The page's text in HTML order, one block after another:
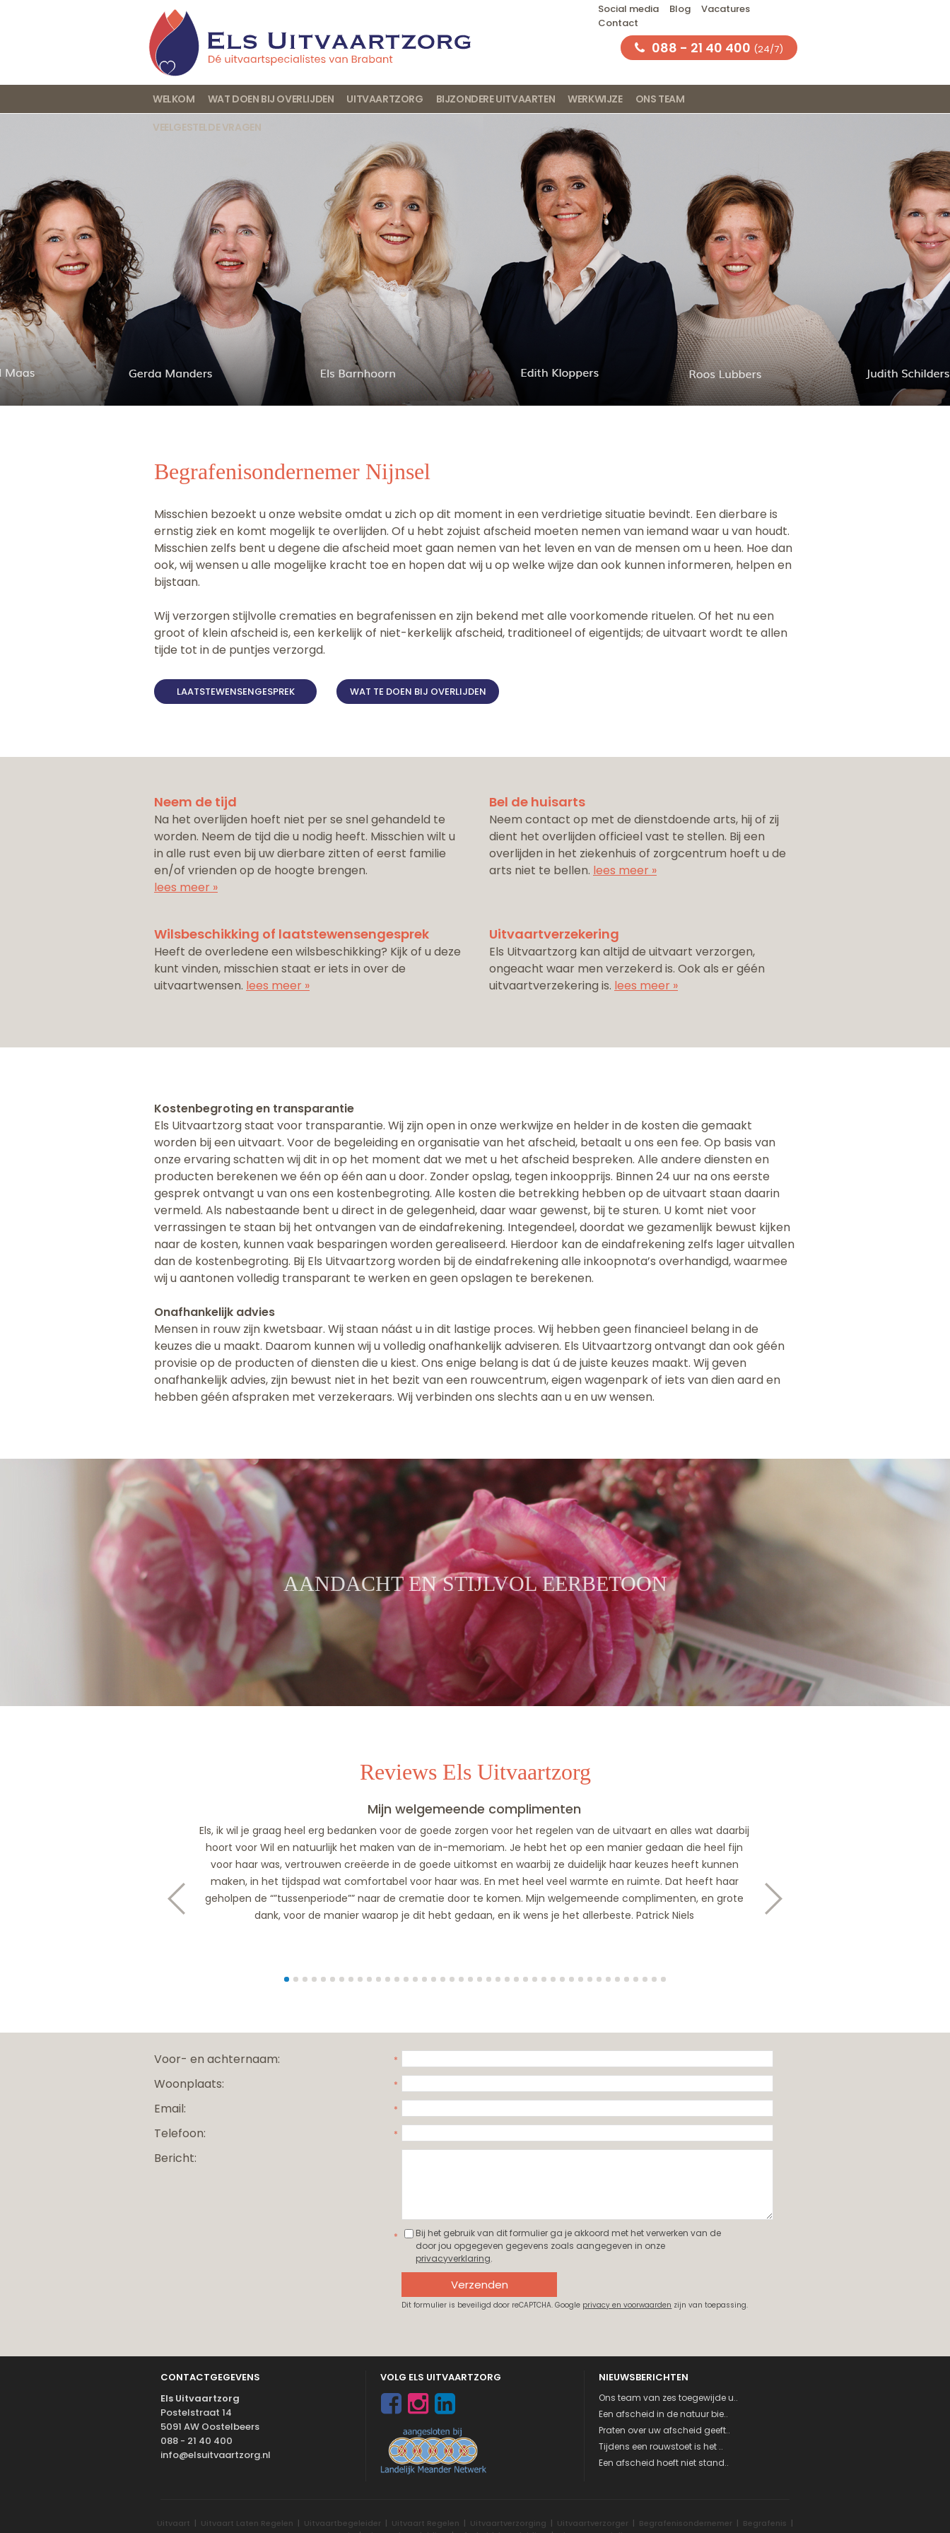
Social media Blog
Vacatures
Contact
088 - 21 40 400 (24/7)
WELKOM WAT DOEN BIJ OVERLIJDEN UITVAARTZORG BIJZONDERE UITVAARTEN WERKWIJZE
ONS TEAM
VEELGESTELDE VRAGEN
Begrafenisondernemer Nijnsel
Misschien bezoekt u onze website omdat u zich op dit moment in een verdrietige situatie bevindt. Een dierbare is
ernstig ziek en komt mogelijk te overlijden. Of u hebt zojuist afscheid moeten nemen van iemand waar u van houdt.
Misschien zelfs bent u degene die afscheid moet gaan nemen van het leven en van de mensen om u heen. Hoe dan
ook, wij wensen u alle mogelijke kracht toe en hopen dat wij u op welke wijze dan ook kunnen informeren, helpen en
bijstaan.
Wij verzorgen stijlvolle crematies en begrafenissen en zijn bekend met alle voorkomende rituelen. Of het nu een
groot of klein afscheid is, een kerkelijk of niet-kerkelijk afscheid, traditioneel of eigentijds; de uitvaart wordt te allen
tijde tot in de puntjes verzorgd.
LAATSTEWENSENGESPREK WAT TE DOEN BIJ OVERLIJDEN
Neem de tijd
Na het overlijden hoeft niet per se snel gehandeld te
worden. Neem de tijd die u nodig heeft. Misschien wilt u
in alle rust even bij uw dierbare zitten of eerst familie
en/of vrienden op de hoogte brengen.
lees meer »
Bel de huisarts
Neem contact op met de dienstdoende arts, hij of zij
dient het overlijden officieel vast te stellen. Bij een
overlijden in het ziekenhuis of zorgcentrum hoeft u de
arts niet te bellen. lees meer »
Wilsbeschikking of laatstewensengesprek
Heeft de overledene een wilsbeschikking? Kijk of u deze
kunt vinden, misschien staat er iets in over de
uitvaartwensen. lees meer »
Uitvaartverzekering
Els Uitvaartzorg kan altijd de uitvaart verzorgen,
ongeacht waar men verzekerd is. Ook als er géén
uitvaartverzekering is. lees meer »
Kostenbegroting en transparantie
Els Uitvaartzorg staat voor transparantie. Wij zijn open in onze werkwijze en helder in de kosten die gemaakt
worden bij een uitvaart. ​Voor de begeleiding en organisatie van het afscheid, betaalt u ons een fee. Op basis van
onze ervaring schatten wij dit in op het moment dat we met u het afscheid bespreken. Alle andere diensten en
producten berekenen we één op één aan u door. Zonder opslag, tegen inkoopprijs. Binnen 24 uur na ons eerste
gesprek ontvangt u van ons een kostenbegroting. Alle kosten die betrekking hebben op de uitvaart staan daarin
vermeld. Als nabestaande bent u direct in de gelegenheid, daar waar gewenst, bij te sturen. U komt niet voor
verrassingen te staan bij het ontvangen van de eindafrekening. Integendeel, doordat we gezamenlijk bewust kijken
naar de kosten, kunnen vaak besparingen worden gerealiseerd. Hierdoor kan de eindafrekening zelfs lager uitvallen
dan de kostenbegroting. Bij Els Uitvaartzorg worden bij de eindafrekening alle inkoopnota’s overhandigd, waarmee
wij u aantonen volledig transparant te werken en geen opslagen te berekenen.
Onafhankelijk advies
Mensen in rouw zijn kwetsbaar. Wij staan náást u in dit lastige proces. Wij hebben geen financieel belang in de
keuzes die u maakt. Daarom kunnen wij u volledig onafhankelijk adviseren. Els Uitvaartzorg ontvangt dan ook géén
provisie op de producten of diensten die u kiest. Ons enige belang is dat ú de juiste keuzes maakt. Wij geven
onafhankelijk advies, zijn bewust niet in het bezit van een rouwcentrum, eigen wagenpark of iets van dien aard en
hebben géén afspraken met verzekeraars. Wij verbinden ons slechts aan u en uw wensen.
AANDACHT EN STIJLVOL EERBETOON
Reviews Els Uitvaartzorg
Mijn welgemeende complimenten
Els, ik wil je graag heel erg bedanken voor de goede zorgen voor het regelen van de uitvaart en alles wat daarbij
hoort voor Wil en natuurlijk het maken van de in-memoriam. Je hebt het op een manier gedaan die heel fijn
voor haar was, vertrouwen creëerde in de goede uitkomst en waarbij ze duidelijk haar keuzes heeft kunnen
maken, in het tijdspad wat comfortabel voor haar was. En met heel veel warmte en ruimte. Dat heeft haar
geholpen de “”tussenperiode”” naar de crematie door te komen. Mijn welgemeende complimenten, en grote
dank, voor de manier waarop je dit hebt gedaan, en ik wens je het allerbeste. Patrick Niels
Voor- en achternaam:
Woonplaats:
Email:
Telefoon:
Bericht:
Bij het gebruik van dit formulier ga je akkoord met het verwerken van de
door jou opgegeven gegevens zoals aangegeven in onze
privacyverklaring.
Verzenden
Dit formulier is beveiligd door reCAPTCHA. Google privacy en voorwaarden zijn van toepassing.
CONTACTGEGEVENS
Els Uitvaartzorg
Postelstraat 14
5091 AW Oostelbeers
088 - 21 40 400
info@elsuitvaartzorg.nl
VOLG ELS UITVAARTZORG NIEUWSBERICHTEN
Ons team van zes toegewijde u..
Een afscheid in de natuur bie..
Praten over uw afscheid geeft..
Tijdens een rouwstoet is het ..
Een afscheid hoeft niet stand..
Uitvaart | Uitvaart Laten Regelen | Uitvaartbegeleider | Uitvaart Regelen | Uitvaartverzorging | Uitvaartverzorger | Begrafenisondernemer | Begrafenis |